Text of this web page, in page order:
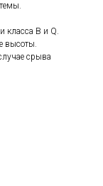
класса В и Q.
высоты.
срыва